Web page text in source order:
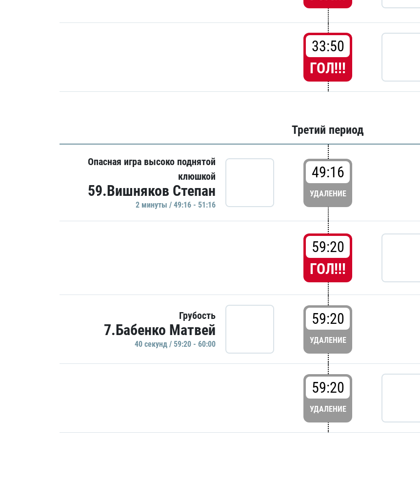
33:50
ГОЛ!!!
Третий период
Опасная игра высоко поднятой
клюшкой
59.Вишняков Степан
2 минуты / 49:16 - 51:16
49:16
УДАЛЕНИЕ
59:20
ГОЛ!!!
Грубость
7.Бабенко Матвей
40 секунд / 59:20 - 60:00
59:20
УДАЛЕНИЕ
59:20
УДАЛЕНИЕ